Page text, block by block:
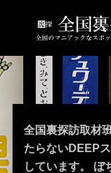
全国裏探訪取材
たらないDEEP
しています。 ぼ